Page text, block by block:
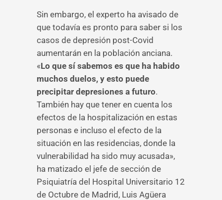
Sin embargo, el experto ha avisado de
que todavía es pronto para saber si los
casos de depresión post-Covid
aumentarán en la población anciana.
«Lo que sí sabemos es que ha habido
muchos duelos, y esto puede
precipitar depresiones a futuro.
También hay que tener en cuenta los
efectos de la hospitalización en estas
personas e incluso el efecto de la
situación en las residencias, donde la
vulnerabilidad ha sido muy acusada»,
ha matizado el jefe de sección de
Psiquiatría del Hospital Universitario 12
de Octubre de Madrid, Luis Agüera